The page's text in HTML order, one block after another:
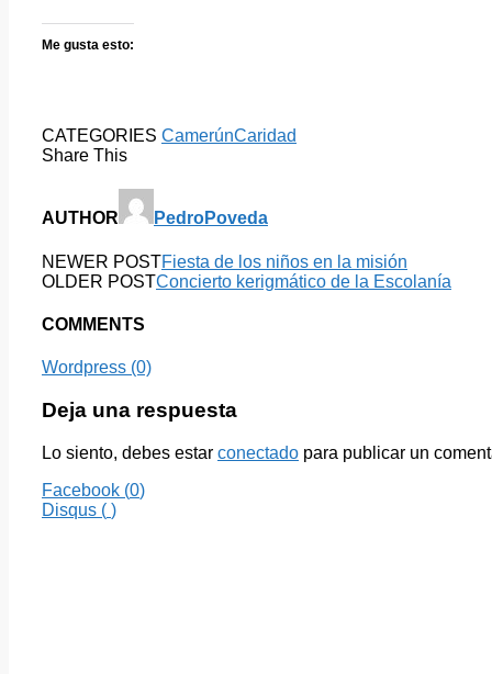
Me gusta esto:
CATEGORIES CamerúnCaridad
Share This
AUTHOR PedroPoveda
NEWER POSTFiesta de los niños en la misión
OLDER POSTConcierto kerigmático de la Escolanía
COMMENTS
Wordpress (0)
Deja una respuesta
Lo siento, debes estar conectado para publicar un
Facebook (0)
Disqus ( )